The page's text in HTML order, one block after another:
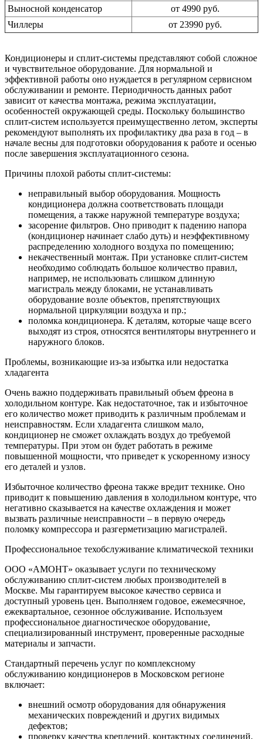
Выносной конденсатор
от 4990 руб.
Чиллеры
от 23990 руб.
Кондиционеры и сплит-системы представляют собой сложное
и чувствительное оборудование. Для нормальной и
эффективной работы оно нуждается в регулярном сервисном
обслуживании и ремонте. Периодичность данных работ
зависит от качества монтажа, режима эксплуатации,
особенностей окружающей среды. Поскольку большинство
сплит-систем используется преимущественно летом, эксперты
рекомендуют выполнять их профилактику два раза в год – в
начале весны для подготовки оборудования к работе и осенью
после завершения эксплуатационного сезона.
Причины плохой работы сплит-системы:
неправильный выбор оборудования. Мощность
кондиционера должна соответствовать площади
помещения, а также наружной температуре воздуха;
засорение фильтров. Оно приводит к падению напора
(кондиционер начинает слабо дуть) и неэффективному
распределению холодного воздуха по помещению;
некачественный монтаж. При установке сплит-систем
необходимо соблюдать большое количество правил,
например, не использовать слишком длинную
магистраль между блоками, не устанавливать
оборудование возле объектов, препятствующих
нормальной циркуляции воздуха и пр.;
поломка кондиционера. К деталям, которые чаще всего
выходят из строя, относятся вентиляторы внутреннего и
наружного блоков.
Проблемы, возникающие из-за избытка или недостатка
хладагента
Очень важно поддерживать правильный объем фреона в
холодильном контуре. Как недостаточное, так и избыточное
его количество может приводить к различным проблемам и
неисправностям. Если хладагента слишком мало,
кондиционер не сможет охлаждать воздух до требуемой
температуры. При этом он будет работать в режиме
повышенной мощности, что приведет к ускоренному износу
его деталей и узлов.
Избыточное количество фреона также вредит технике. Оно
приводит к повышению давления в холодильном контуре, что
негативно сказывается на качестве охлаждения и может
вызвать различные неисправности – в первую очередь
поломку компрессора и разгерметизацию магистралей.
Профессиональное техобслуживание климатической техники
ООО «АМОНТ» оказывает услуги по техническому
обслуживанию сплит-систем любых производителей в
Москве. Мы гарантируем высокое качество сервиса и
доступный уровень цен. Выполняем годовое, ежемесячное,
ежеквартальное, сезонное обслуживание. Используем
профессиональное диагностическое оборудование,
специализированный инструмент, проверенные расходные
материалы и запчасти.
Стандартный перечень услуг по комплексному
обслуживанию кондиционеров в Московском регионе
включает:
внешний осмотр оборудования для обнаружения
механических повреждений и других видимых
дефектов;
проверку качества креплений, контактных соединений,